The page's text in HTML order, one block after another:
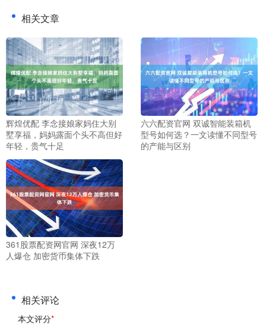
相关文章
辉煌优配 李念接娘家妈住大别
墅享福，妈妈露面个头不高但好
年轻，贵气十足
六六配资官网 双诚智能装箱机
型号如何选？一文读懂不同型号
的产能与区别
361股票配资网官网 深夜12万
人爆仓 加密货币集体下跌
相关评论
本文评分*